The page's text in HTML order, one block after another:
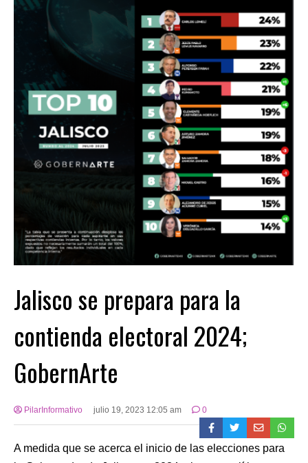
Jalisco se prepara para la
contienda electoral 2024;
GobernArte
PilarInformativo julio 19, 2023 12:05 am 0
A medida que se acerca el inicio de las elecciones para